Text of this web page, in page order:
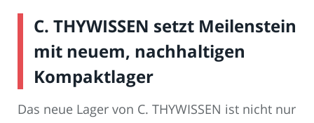
C. THYWISSEN setzt Meilenstein
mit neuem, nachhaltigen
Kompaktlager
Das neue Lager von C. THYWISSEN ist nicht nur